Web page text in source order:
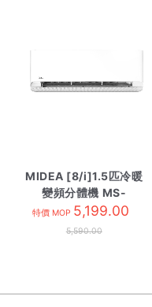
MIDEA [8/i]1.5匹冷暖
變頻分體機 MS-
12HRF8E-內 R32
特價 MOP 5,199.00
5,590.00